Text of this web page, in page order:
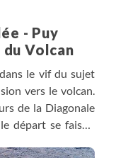
- Puy
du Volcan
le vif du sujet
vers le volcan.
de la Diagonale
départ se faisait